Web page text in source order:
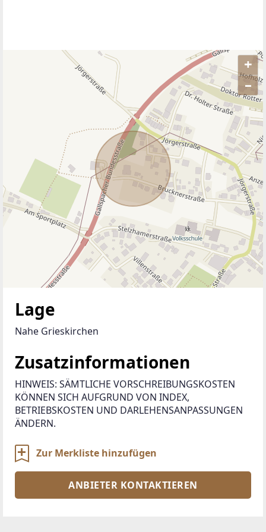
+
–
ANBIETER KONTAKTIEREN
Lage
Nahe Grieskirchen
Zusatzinformationen
HINWEIS: SÄMTLICHE VORSCHREIBUNGSKOSTEN
KÖNNEN SICH AUFGRUND VON INDEX,
BETRIEBSKOSTEN UND DARLEHENSANPASSUNGEN
Zur Merkliste hinzufügen
ANBIETER KONTAKTIEREN